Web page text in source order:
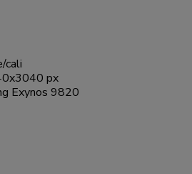
cali
px
Exynos 9820